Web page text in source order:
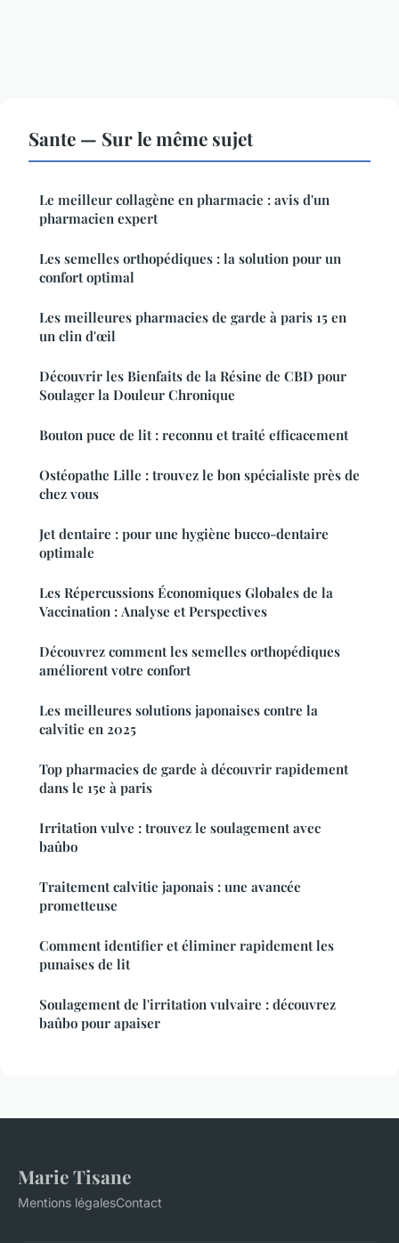
Sante — Sur le même sujet
Le meilleur collagène en pharmacie : avis d'un
pharmacien expert
Les semelles orthopédiques : la solution pour un
confort optimal
Les meilleures pharmacies de garde à paris 15 en
un clin d'œil
Découvrir les Bienfaits de la Résine de CBD pour
Soulager la Douleur Chronique
Bouton puce de lit : reconnu et traité efficacement
Ostéopathe Lille : trouvez le bon spécialiste près de
chez vous
Jet dentaire : pour une hygiène bucco-dentaire
optimale
Les Répercussions Économiques Globales de la
Vaccination : Analyse et Perspectives
Découvrez comment les semelles orthopédiques
améliorent votre confort
Les meilleures solutions japonaises contre la
calvitie en 2025
Top pharmacies de garde à découvrir rapidement
dans le 15e à paris
Irritation vulve : trouvez le soulagement avec
baûbo
Traitement calvitie japonais : une avancée
prometteuse
Comment identifier et éliminer rapidement les
punaises de lit
Soulagement de l'irritation vulvaire : découvrez
baûbo pour apaiser
Marie Tisane
Mentions légalesContact